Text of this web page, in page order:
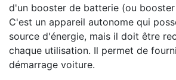
d'un booster de batterie (ou
C'est un appareil autonome qui
source d'énergie, mais il doit être
chaque utilisation. Il permet de
démarrage voiture.